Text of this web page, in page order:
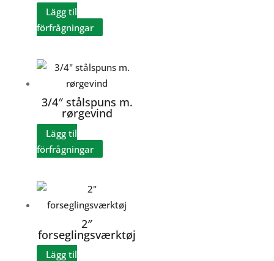
Lägg til
förfrågningar
3/4″ stålspuns m.
rørgevind
Lägg til
förfrågningar
2″
forseglingsværktøj
Lägg til